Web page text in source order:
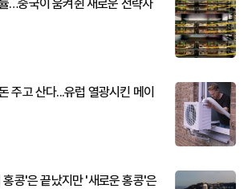
…중국이 움켜쥔 새로운 전략자
주고 산다...유럽 열광시킨 메이
콩'은 끝났지만 '새로운 홍콩'은